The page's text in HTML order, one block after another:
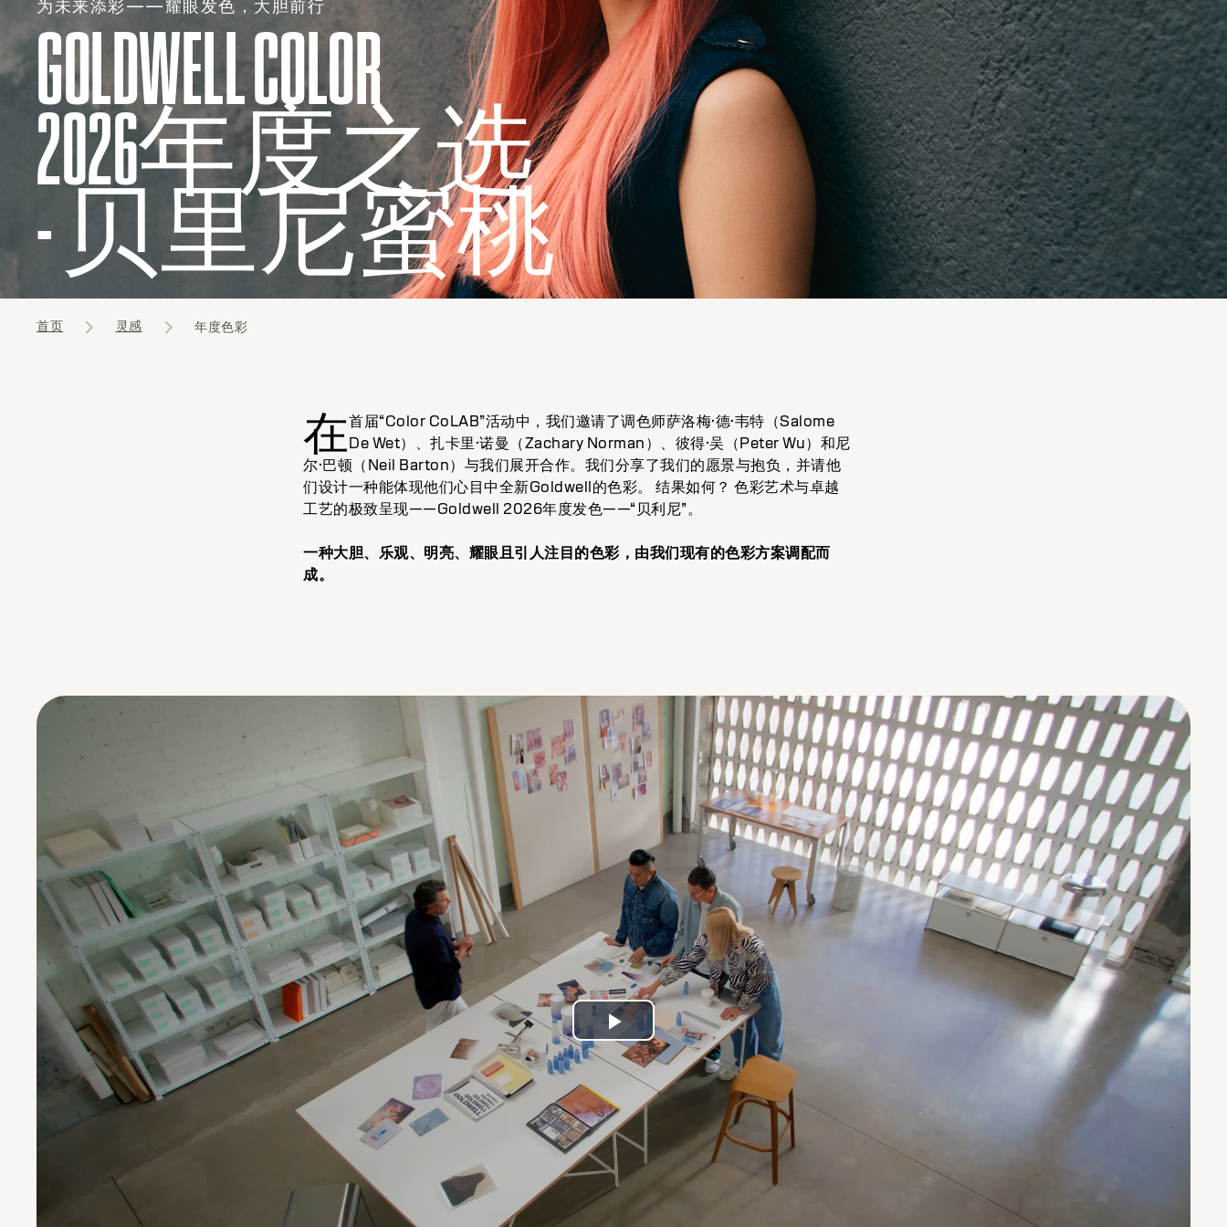
为未来添彩——耀眼发色，大胆前行
GOLDWELL COLOR
2026年度之选
- ⻉⾥尼蜜桃
首页 灵感 年度色彩
在首届“Color CoLAB”活动中，我们邀请了调色师萨洛梅·德·韦特（Salome
De Wet）、扎卡里·诺曼（Zachary Norman）、彼得·吴（Peter Wu）和尼
尔·巴顿（Neil Barton）与我们展开合作。我们分享了我们的愿景与抱负，并请他
们设计一种能体现他们心目中全新Goldwell的色彩。 结果如何？ 色彩艺术与卓越
工艺的极致呈现——Goldwell 2026年度发色——“贝利尼”。
一种大胆、乐观、明亮、耀眼且引人注目的色彩，由我们现有的色彩方案调配而
成。
Play
Video